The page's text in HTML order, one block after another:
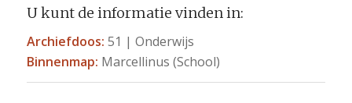
U kunt de informatie vinden in:
Archiefdoos: 51 | Onderwijs
Binnenmap: Marcellinus (School)